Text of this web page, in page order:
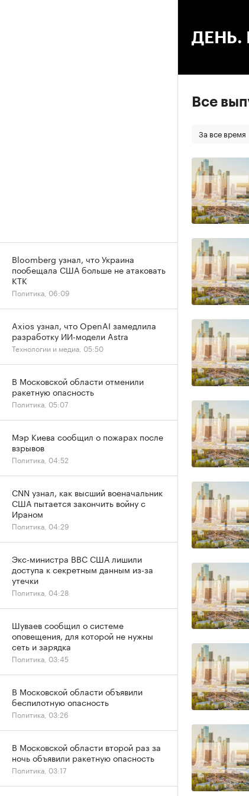
ДЕНЬ.
Все
За все время
Bloomberg узнал, что Украина
пообещала США больше не атаковать
КТК
Политика, 06:09
Axios узнал, что OpenAI замедлила
разработку ИИ-модели Astra
Технологии и медиа, 05:50
В Московской области отменили
ракетную опасность
Политика, 05:07
Мэр Киева сообщил о пожарах после
взрывов
Политика, 04:52
CNN узнал, как высший военачальник
США пытается закончить войну с
Ираном
Политика, 04:29
Экс-министра ВВС США лишили
доступа к секретным данным из-за
утечки
Политика, 04:28
Шуваев сообщил о системе
оповещения, для которой не нужны
сеть и зарядка
Политика, 03:45
В Московской области объявили
беспилотную опасность
Политика, 03:26
В Московской области второй раз за
ночь объявили ракетную опасность
Политика, 03:17